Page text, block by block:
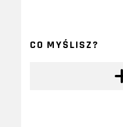
CO MYŚLISZ?